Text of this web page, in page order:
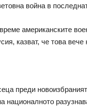
война в
американските
казват, че това вече
преди
националното